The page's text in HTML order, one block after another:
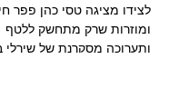
לצידו מציגה טסי כהן פפר
ומוזרות שרק מתחשק ללטף
ותערוכה מסקרנת של